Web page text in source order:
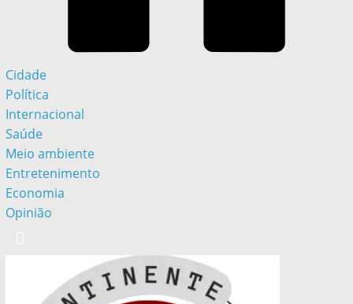
Cidade
Política
Internacional
Saúde
Meio ambiente
Entretenimento
Economia
Opinião